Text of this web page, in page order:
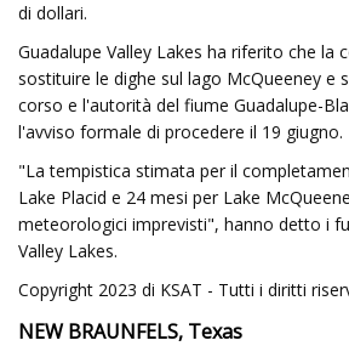
di dollari.
Guadalupe Valley Lakes ha riferito che la
sostituire le dighe sul lago McQueeney e
corso e l'autorità del fiume Guadalupe-
l'avviso formale di procedere il 19 giugno.
"La tempistica stimata per il
Lake Placid e 24 mesi per Lake
meteorologici imprevisti", hanno detto i
Valley Lakes.
Copyright 2023 di KSAT - Tutti i diritti
NEW BRAUNFELS, Texas